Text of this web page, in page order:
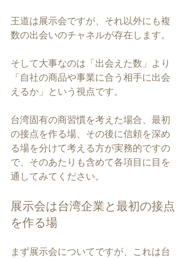
王道は展示会ですが、それ以外にも複
数の出会いのチャネルが存在します。
そして大事なのは「出会えた数」より
「自社の商品や事業に合う相手に出会
えるか」という視点です。
台湾固有の商習慣を考えた場合、最初
の接点を作る場、その後に信頼を深め
る場を分けて考える方が実務的ですの
で、そのあたりも含めて各項目に目を
通してみてください。
展示会は台湾企業と最初の接点
を作る場
まず展示会についてですが、これは台